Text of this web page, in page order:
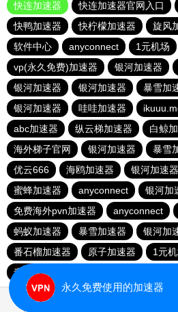
快连加速器
快连加速器官网入口
快鸭加速器
快柠檬加速器 旋风
软件中心
anyconnect 1元机场
vp(永久免费)加速器
银河加速器
银河加速器
银河加速器 暴雪加
银河加速器
哇哇加速器
abc加速器
纵云梯加速器 白鲸
海外梯子官网
银河加速器 暴雪
优云666
海鸥加速器 银河加速器
蜜蜂加速器
anyconnect
银河加
免费海外pvn加速器
anyconnect
蚂蚁加速器
暴雪加速器 银河加
番石榴加速器
原子加速器 1元
青柠加速器
永久免费使用的加速器